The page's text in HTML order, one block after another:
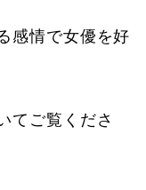
感情で女優を好
てご覧くださ